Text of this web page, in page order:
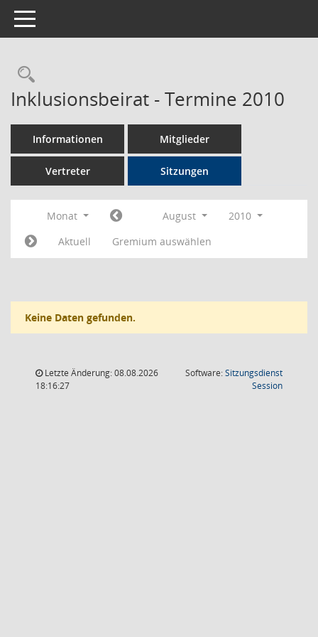
Toggle navigation
Rechercheauswahl
Inklusionsbeirat - Termine 2010
Informationen Mitglieder
Vertreter Sitzungen
Monat August
2010
Aktuell
Gremium auswählen
Keine Daten gefunden.
Letzte Änderung: 08.08.2026
18:16:27
Software:Sitzungsdienst
Session(Wird in